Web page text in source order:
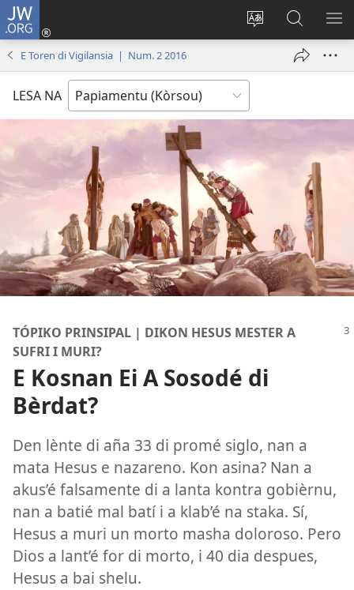
JW.ORG
Kambia
Log
window)
Buska
Riba
JW.ORG
E Toren di Vigilansia | Num. 2 2016
LESA NA
TÓPIKO PRINSIPAL | DIKON HESUS MESTER A
SUFRI I MURI?
E Kosnan Ei A Sosodé di
Bèrdat?
Den lènte di aña 33 di promé siglo, nan a
mata Hesus e nazareno. Kon asina? Nan a
akus’é falsamente di a lanta kontra gobièrnu,
nan a batié mal batí i a klab’é na staka. Sí,
Hesus a muri un morto masha doloroso. Pero
Dios a lant’é for di morto, i 40 dia despues,
Hesus a bai shelu.